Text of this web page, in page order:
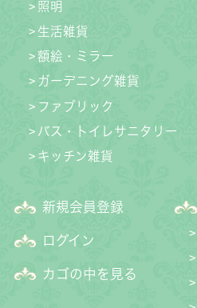
照明
生活雑貨
額絵・ミラー
ガーデニング雑貨
ファブリック
バス・トイレサニタリー
キッチン雑貨
新規会員登録
ログイン
カゴの中を見る